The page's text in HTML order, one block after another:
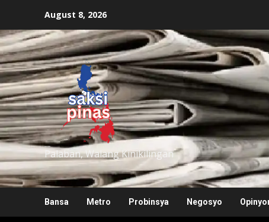
content
August 8, 2026
Palaban, Walang Kinikilingan
Bansa Metro Probinsya Negosyo